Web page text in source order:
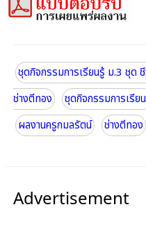
ชุดกิจกรรมการเรียนรู้ ม.3 ชุด
ช่างตีทอง
ชุดกิจกรรมการเรีย
ผลงานครูกมลรัตน์
ช่างตีทอง
Advertisement